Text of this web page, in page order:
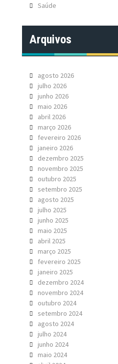
Saúde
Arquivos
agosto 2026
julho 2026
junho 2026
maio 2026
abril 2026
março 2026
fevereiro 2026
janeiro 2026
dezembro 2025
novembro 2025
outubro 2025
setembro 2025
agosto 2025
julho 2025
junho 2025
maio 2025
abril 2025
março 2025
fevereiro 2025
janeiro 2025
dezembro 2024
novembro 2024
outubro 2024
setembro 2024
agosto 2024
julho 2024
junho 2024
maio 2024